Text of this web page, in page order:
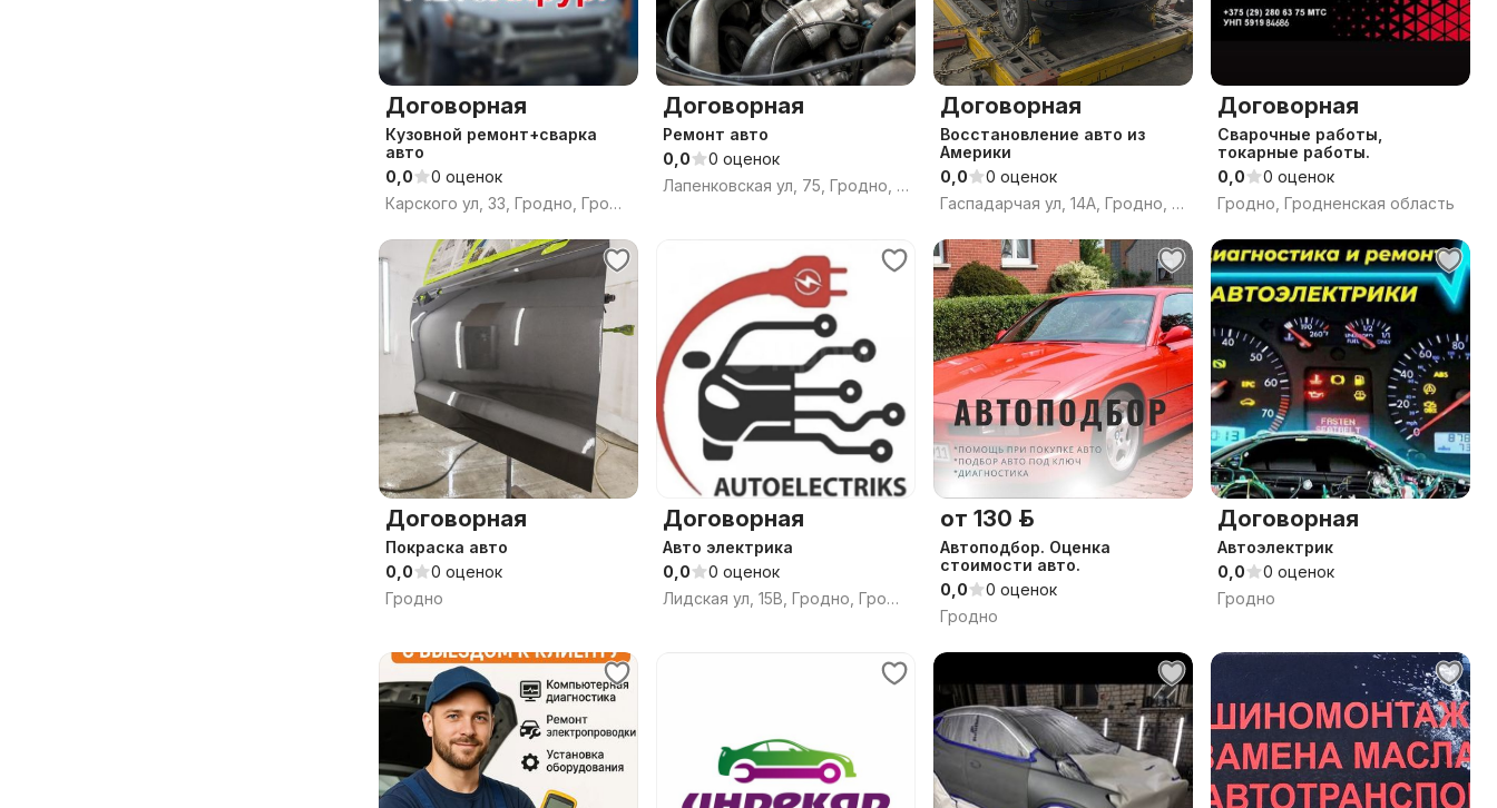
Договорная
Кузовной ремонт+сварка
авто
0,0
0 оценок
Карского ул, 33, Гродно, Гродненская область
Договорная
Ремонт авто
0,0
0 оценок
Лапенковская ул, 75, Гродно, Гродненская область
Договорная
Восстановление авто из
Америки
0,0
0 оценок
Гаспадарчая ул, 14А, Гродно, Гродненская область
Договорная
Сварочные работы,
токарные работы.
0,0
0 оценок
Гродно, Гродненская область
Договорная
Покраска авто
0,0
0 оценок
Гродно
Договорная
Авто электрика
0,0
0 оценок
Лидская ул, 15В, Гродно, Гродненская область
от 130 р.
Автоподбор. Оценка
стоимости авто.
0,0
0 оценок
Гродно
Договорная
Автоэлектрик
0,0
0 оценок
Гродно